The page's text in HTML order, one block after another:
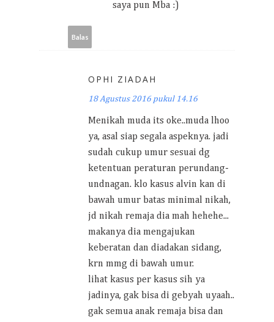
saya pun Mba :)
Balas
OPHI ZIADAH
18 Agustus 2016 pukul 14.16
Menikah muda its oke..muda lhoo
ya, asal siap segala aspeknya. jadi
sudah cukup umur sesuai dg
ketentuan peraturan perundang-
undnagan. klo kasus alvin kan di
bawah umur batas minimal nikah,
jd nikah remaja dia mah hehehe...
makanya dia mengajukan
keberatan dan diadakan sidang,
krn mmg di bawah umur.
lihat kasus per kasus sih ya
jadinya, gak bisa di gebyah uyaah..
gak semua anak remaja bisa dan